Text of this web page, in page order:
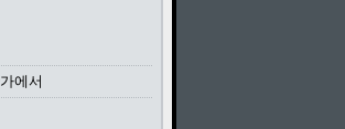
에서